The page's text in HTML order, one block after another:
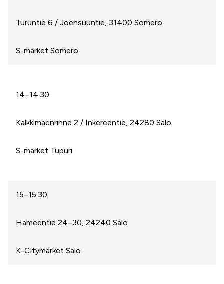
Turuntie 6 / Joensuuntie, 31400 Somero
S-market Somero
14–14.30
Kalkkimäenrinne 2 / Inkereentie, 24280 Salo
S-market Tupuri
15–15.30
Hämeentie 24–30, 24240 Salo
K-Citymarket Salo